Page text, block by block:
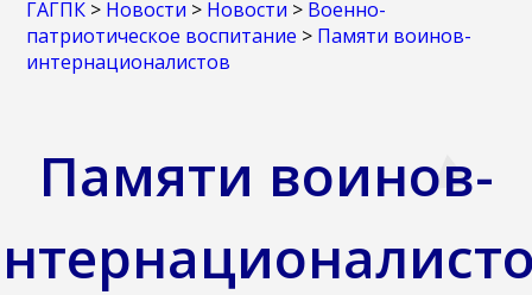
ГАГПК > Новости > Новости > Военно-
патриотическое воспитание > Памяти воинов-
интернационалистов
Памяти воинов-